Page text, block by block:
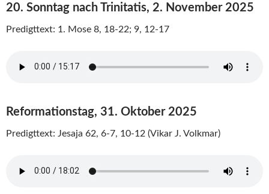
20. Sonntag nach Trinitatis, 2. November 2025
Predigttext: 1. Mose 8, 18-22; 9, 12-17
Reformationstag, 31. Oktober 2025
Predigttext: Jesaja 62, 6-7, 10-12 (Vikar J. Volkmar)